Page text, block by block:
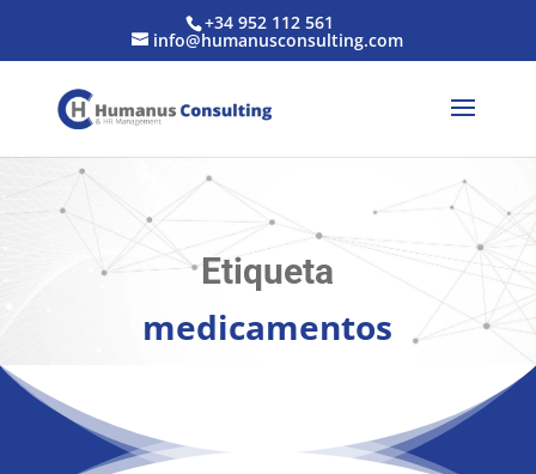
+34 952 112 561
info@humanusconsulting.com
Etiqueta
medicamentos